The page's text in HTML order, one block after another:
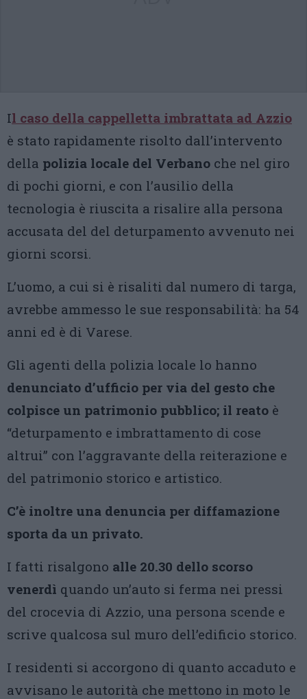
Il caso della cappelletta imbrattata ad Azzio
è stato rapidamente risolto dall’intervento
della polizia locale del Verbano che nel giro
di pochi giorni, e con l’ausilio della
tecnologia è riuscita a risalire alla persona
accusata del del deturpamento avvenuto nei
giorni scorsi.
L’uomo, a cui si è risaliti dal numero di targa,
avrebbe ammesso le sue responsabilità: ha 54
anni ed è di Varese.
Gli agenti della polizia locale lo hanno
denunciato d’ufficio per via del gesto che
colpisce un patrimonio pubblico; il reato è
“deturpamento e imbrattamento di cose
altrui” con l’aggravante della reiterazione e
del patrimonio storico e artistico.
C’è inoltre una denuncia per diffamazione
sporta da un privato.
I fatti risalgono alle 20.30 dello scorso
venerdì quando un’auto si ferma nei pressi
del crocevia di Azzio, una persona scende e
scrive qualcosa sul muro dell’edificio storico.
I residenti si accorgono di quanto accaduto e
avvisano le autorità che mettono in moto le